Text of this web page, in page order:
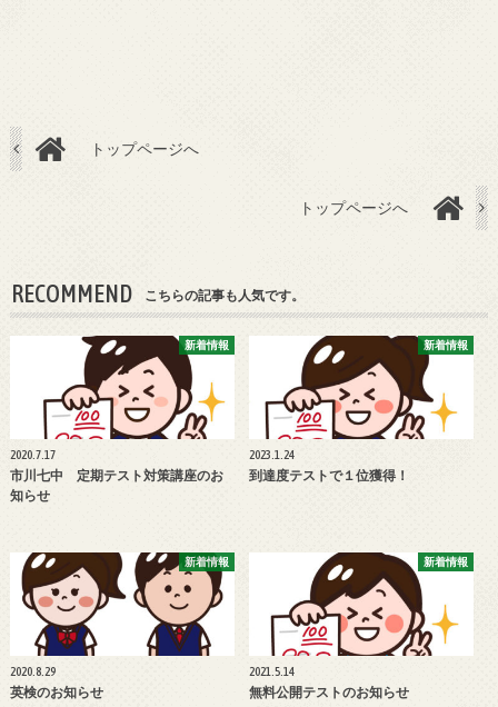
トップページへ
トップページへ
RECOMMEND こちらの記事も人気です。
新着情報
2020.7.17
市川七中 定期テスト対策講座のお
知らせ
新着情報
2023.1.24
到達度テストで１位獲得！
新着情報
2020.8.29
英検のお知らせ
新着情報
2021.5.14
無料公開テストのお知らせ